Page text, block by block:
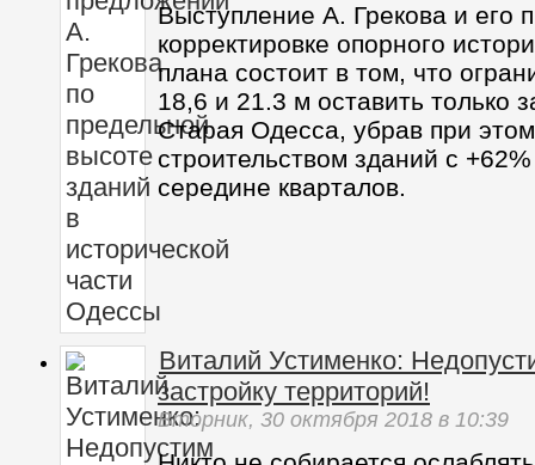
Выступление А. Грекова и его
корректировке опорного
плана состоит в том, что
18,6 и 21.3 м оставить только
Старая Одесса, убрав при
строительством зданий с
середине кварталов.
Виталий Устименко:
застройку территорий!
Вторник, 30 октября 2018 в 10:39